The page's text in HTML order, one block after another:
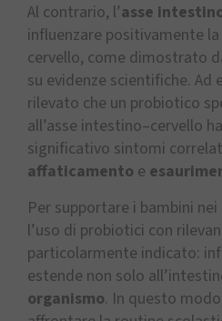
Al contrario, l’asse
influenzare positivamente
cervello, come dimostrato
su evidenze scientifiche. Ad
rilevato che un probiotico
all’asse intestino–cervello
significativo sintomi
affaticamento e
Per supportare i bambini
l’uso di probiotici con
particolarmente indicato:
estende non solo
organismo. In questo